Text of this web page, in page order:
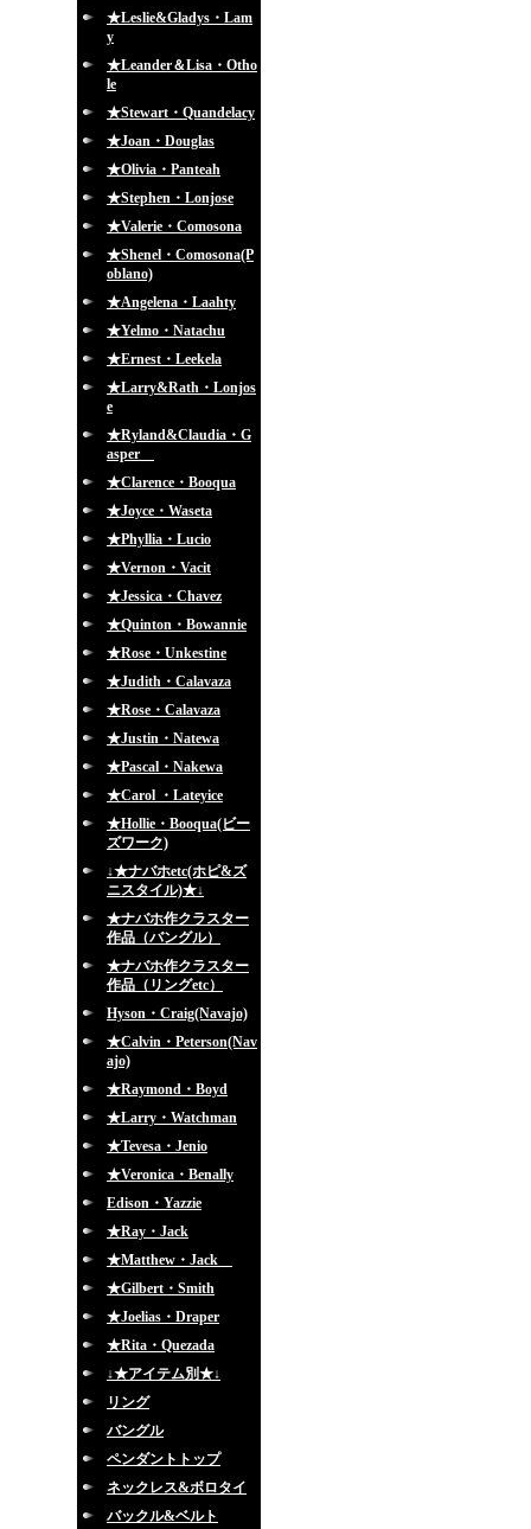
★Leslie&Gladys・Lam
y
★Leander＆Lisa・Otho
le
★Stewart・Quandelacy
★Joan・Douglas
★Olivia・Panteah
★Stephen・Lonjose
★Valerie・Comosona
★Shenel・Comosona(P
oblano)
★Angelena・Laahty
★Yelmo・Natachu
★Ernest・Leekela
★Larry&Rath・Lonjos
e
★Ryland&Claudia・G
asper
★Clarence・Booqua
★Joyce・Waseta
★Phyllia・Lucio
★Vernon・Vacit
★Jessica・Chavez
★Quinton・Bowannie
★Rose・Unkestine
★Judith・Calavaza
★Rose・Calavaza
★Justin・Natewa
★Pascal・Nakewa
★Carol ・Lateyice
★Hollie・Booqua(ビー
ズワーク)
↓★ナバホetc(ホピ&ズ
ニスタイル)★↓
★ナバホ作クラスター
作品（バングル）
★ナバホ作クラスター
作品（リングetc）
Hyson・Craig(Navajo)
★Calvin・Peterson(Nav
ajo)
★Raymond・Boyd
★Larry・Watchman
★Tevesa・Jenio
★Veronica・Benally
Edison・Yazzie
★Ray・Jack
★Matthew・Jack
★Gilbert・Smith
★Joelias・Draper
★Rita・Quezada
↓★アイテム別★↓
リング
バングル
ペンダントトップ
ネックレス&ボロタイ
バックル&ベルト